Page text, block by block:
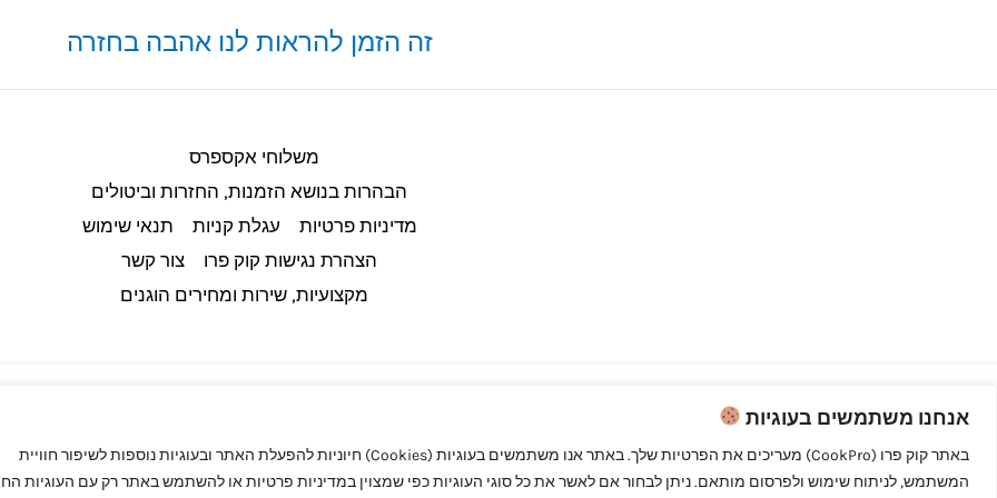
אנחנו משתמשים בעוגיות
באתר קוק פרו (CookPro) מעריכים את הפרטיות שלך. באתר אנו משתמשים בעוגיות (Cookies) חיוניות להפעלת האתר ובעוגיות נוספות לשיפור חוויית
המשתמש, לניתוח שימוש ולפרסום מותאם. ניתן לבחור אם לאשר את כל סוגי העוגיות כפי שמצוין במדיניות פרטיות או להשתמש באתר רק עם העוגיות
זה הזמן להראות לנו אהבה בחזרה
משלוחי אקספרס
הבהרות בנושא הזמנות, החזרות וביטולים​
מדיניות פרטיות
עגלת קניות
תנאי שימוש
הצהרת נגישות קוק פרו
צור קשר
מקצועיות, שירות ומחירים הוגנים
מקצוענים